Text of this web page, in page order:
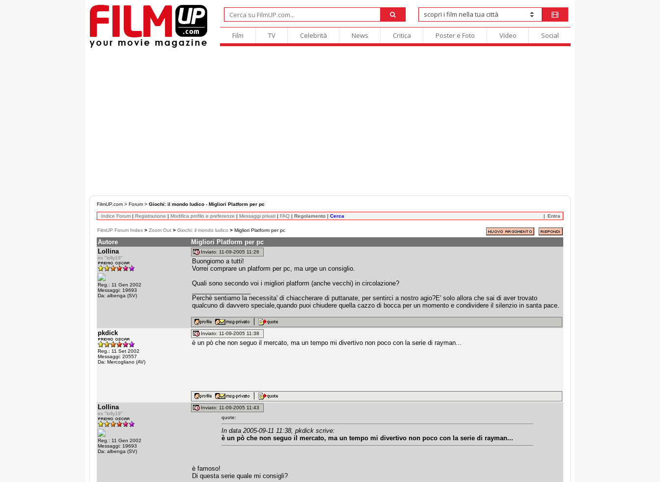
Film TV Celebrità News Critica Poster e Foto Video Social
FilmUP.com > Forum > Giochi: il mondo ludico - Migliori Platform per pc
Indice Forum | Registrazione | Modifica profilo e preferenze | Messaggi privati | FAQ | Regolamento | Cerca Entra
FilmUP Forum Index > Zoom Out > Giochi: il mondo ludico > Migliori Platform per pc
Autore
Migliori Platform per pc
Lollina
ex "lolly19"
Reg.: 11 Gen 2002
Messaggi: 19693
Da: albenga (SV)
Inviato: 11-09-2005 11:26
Buongiorno a tutti!
Vorrei comprare un platform per pc, ma urge un consiglio.
Quali sono secondo voi i migliori platform (anche vecchi) in circolazione?
Perchè sentiamo la necessita' di chiaccherare di puttanate, per sentirci a nostro agio?E' solo allora che sai di aver trovato
qualcuno di davvero speciale,quando puoi chiudere quella cazzo di bocca per un momento e condividere il silenzio in santa pace.
pkdick
Reg.: 11 Set 2002
Messaggi: 20557
Da: Mercogliano (AV)
Inviato: 11-09-2005 11:38
è un pò che non seguo il mercato, ma un tempo mi divertivo non poco con la serie di rayman...
Lollina
ex "lolly19"
Reg.: 11 Gen 2002
Messaggi: 19693
Da: albenga (SV)
Inviato: 11-09-2005 11:43
quote:
In data 2005-09-11 11:38, pkdick scrive:
è un pò che non seguo il mercato, ma un tempo mi divertivo non poco con la serie di rayman...
è famoso!
Di questa serie quale mi consigli?